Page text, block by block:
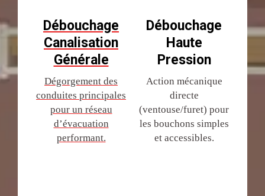
Débouchage
Canalisation
Générale
Dégorgement des
conduites principales
pour un réseau
d’évacuation
performant.
Débouchage
Haute
Pression
Action mécanique
directe
(ventouse/furet) pour
les bouchons simples
et accessibles.